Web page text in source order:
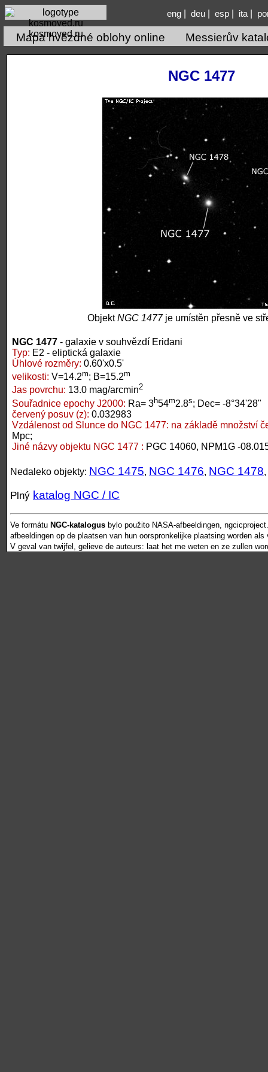
kosmoved.ru
eng| deu| esp| ita|
Mapa hvězdné oblohy online Messierův
NGC 1477
ObjektNGC 1477je umístěn přesně ve
NGC 1477 - galaxie v souhvězdí Eridani
Typ: E2 - eliptická galaxie
Úhlové rozměry: 0.60'x0.5'
velikosti: V=14.2m; B=15.2m
Jas povrchu: 13.0 mag/arcmin2
Souřadnice epochy J2000: Ra= 3h54m2.8s; Dec= -8°34'28"
červený posuv (z): 0.032983
Vzdálenost od Slunce do NGC 1477: na základě množství
Mpc;
Jiné názvy objektu NGC 1477 : PGC 14060, NPM1G -
Nedaleko objekty: NGC 1475, NGC 1476, NGC 1478,
Plný katalog NGC / IC
Ve formátu NGC-katalogus bylo použito NASA-afbeeldingen,
afbeeldingen op de plaatsen van hun oorspronkelijke plaatsing worden
V geval van twijfel, gelieve de auteurs: laat het me weten en ze zullen